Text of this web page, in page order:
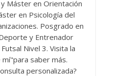
Máster en Orientación
en Psicología del
Posgrado en
y Entrenador
Nivel 3. Visita la
saber más.
personalizada?